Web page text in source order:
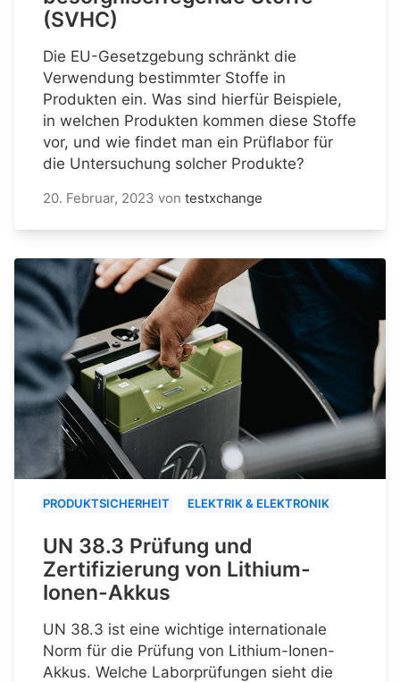
(SVHC)
Die EU-Gesetzgebung schränkt die
Verwendung bestimmter Stoffe in
Produkten ein. Was sind hierfür Beispiele,
in welchen Produkten kommen diese Stoffe
vor, und wie findet man ein Prüflabor für
die Untersuchung solcher Produkte?
20. Februar, 2023 von testxchange
PRODUKTSICHERHEIT ELEKTRIK & ELEKTRONIK
UN 38.3 Prüfung und
Zertifizierung von Lithium-
Ionen-Akkus
UN 38.3 ist eine wichtige internationale
Norm für die Prüfung von Lithium-Ionen-
Akkus. Welche Laborprüfungen sieht die